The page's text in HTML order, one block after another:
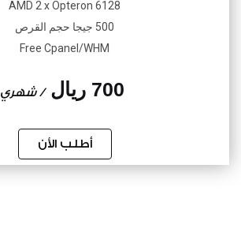
AMD 2 x Opteron 6128
500 جيجا حجم القرص
Free Cpanel/WHM
700 ريال / شهري
أطلب الأن